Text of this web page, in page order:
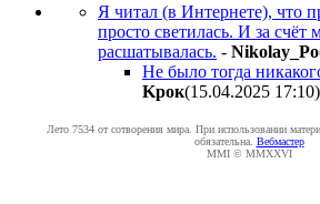
Я читал (в Интернете), что
просто светилась. И за счёт
расшатывалась. - Nikolay_Po
Не было тогда
Kpoк(15.04.2025 17:10)
Лето 7534 от сотворения мира. При использовании
обязательна. Вебмастер
MMI © MMXXVI